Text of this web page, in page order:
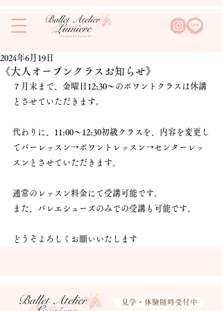
《大人オープンクラスお知らせ》
2024年6月19日
７月末まで、金曜日12:30〜のポワントクラスは休講
とさせていただきます。
代わりに、11:00〜12:30初級クラスを、内容を変更し
てバーレッスン→ポワントレッスン→センターレッ
スンとさせていただきます。
通常のレッスン料金にて受講可能です。
また、バレエシューズのみでの受講も可能です。
どうぞよろしくお願いいたします
見学・体験随時受付中